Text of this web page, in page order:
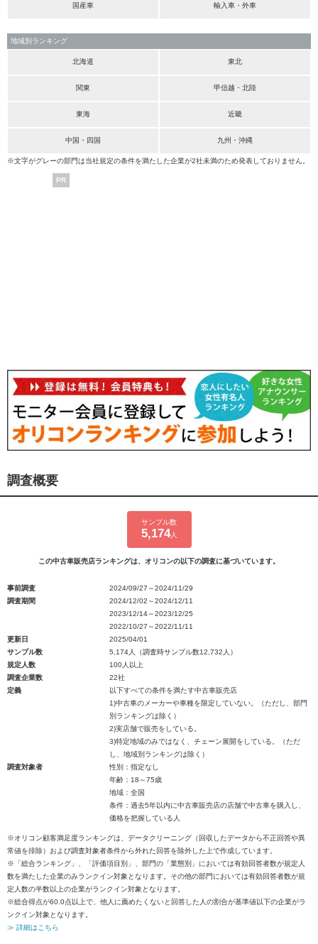
国産車 輸入車・外車
地域別ランキング
北海道 東北
関東 甲信越・北陸
東海 近畿
中国・四国 九州・沖縄
※文字がグレーの部門は当社規定の条件を満たした企業が2社未満のため発表しておりません。
PR
調査概要
サンプル数
5,174人
この中古車販売店ランキングは、オリコンの以下の調査に基づいています。
事前調査
2024/09/27～2024/11/29
調査期間
2024/12/02～2024/12/11
2023/12/14～2023/12/25
2022/10/27～2022/11/11
更新日
2025/04/01
サンプル数
5,174人（調査時サンプル数12,732人）
規定人数
100人以上
調査企業数
22社
定義
以下すべての条件を満たす中古車販売店
1)中古車のメーカーや車種を限定していない。（ただし、部門
別ランキングは除く）
2)実店舗で販売をしている。
3)特定地域のみではなく、チェーン展開をしている。（ただ
し、地域別ランキングは除く）
調査対象者
性別：指定なし
年齢：18～75歳
地域：全国
条件：過去5年以内に中古車販売店の店舗で中古車を購入し、
価格を把握している人
※オリコン顧客満足度ランキングは、データクリーニング（回収したデータから不正回答や異
常値を排除）および調査対象者条件から外れた回答を除外した上で作成しています。
※「総合ランキング」、「評価項目別」、部門の「業態別」においては有効回答者数が規定人
数を満たした企業のみランクイン対象となります。その他の部門においては有効回答者数が規
定人数の半数以上の企業がランクイン対象となります。
※総合得点が60.0点以上で、他人に薦めたくないと回答した人の割合が基準値以下の企業がラ
ンクイン対象となります。
≫ 詳細はこちら